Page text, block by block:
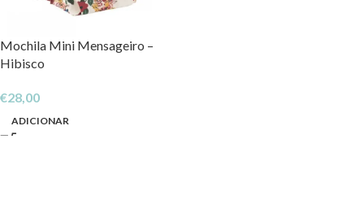
Mochila Mini Mensageiro –
Hibisco
€28,00
ADICIONAR